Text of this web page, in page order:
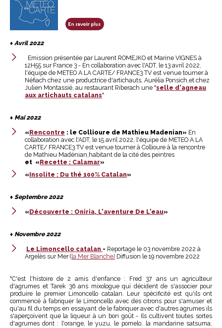
♦ Avril 2022
Emission présentée par Laurent ROMEJKO et Marine VIGNES à
12H55 sur France 3 - En collaboration avec l'ADT, le 13 avril 2022,
l'équipe de METEO A LA CARTE/ FRANCE3 TV est venue tourner à
Néfiach chez une productrice d'artichauts, Aurélia Ponsich,et chez
Julien Montassié, au restaurant Riberach une "selle d'agneau
aux artichauts catalans"
♦ Mai 2022
«Rencontre : le Collioure de Mathieu Madenian» En
collaboration avec l'ADT, le 15 avril 2022, l'équipe de METEO A LA
CARTE/ FRANCE3 TV est venue tourner à Collioure à la rencontre
de Mathieu Madénian,habitant de la cité des peintres
et «Recette : Calamar»
«Insolite : Du thé 100% Catalan»
♦ Septembre 2022
«Découverte : Oniria, L'aventure De L'eau»
♦ Novembre 2022
Le Limoncello catalan - Reportage le 03 novembre 2022 à
Argelès sur Mer (la Mer Blanche) Diffusion le 19 novembre 2022
"C'est l'histoire de 2 amis d'enfance : Fred 37 ans un agriculteur
d'agrumes et Tarek 36 ans mixologue qui décident de s'associer pour
produire le premier Limoncello catalan. Leur spécificité est qu'ils ont
commencé à fabriquer le Limoncello avec des citrons pour s'amuser et
qu'au fil du temps en essayant de le fabriquer avec d'autres agrumes ils
s'aperçoivent que la liqueur à un bon goût - Ils cultivent toutes sortes
d'agrumes dont : l'orange, le yuzu, le pomelo, la mandarine satsuma,